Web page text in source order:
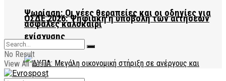
ΟΣΔΕ 2026: Ψηφιακή η υποβολή των αιτήσεων
ενίσχυσης
Ψωρίαση: Οι νέες θεραπείες και οι οδηγίες για
ασφαλές καλοκαίρι
No Result
View All Result